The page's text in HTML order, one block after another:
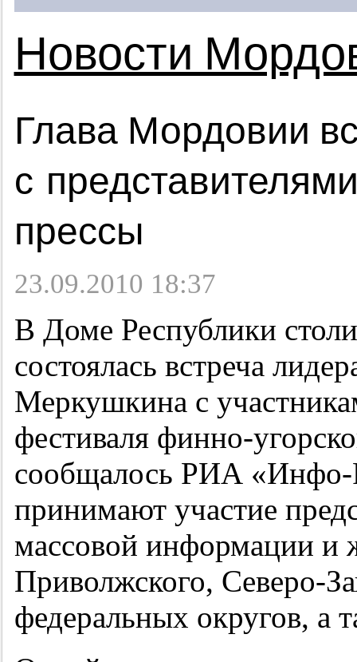
Новости
Глава Мордовии
с
прессы
23.09.2010 18:37
В Доме Республики
состоялась встреча
Меркушкина с
фестиваля финно-
сообщалось РИА «Инфо-
принимают участие
массовой информации и
Приволжского, Северо-
федеральных округов, а